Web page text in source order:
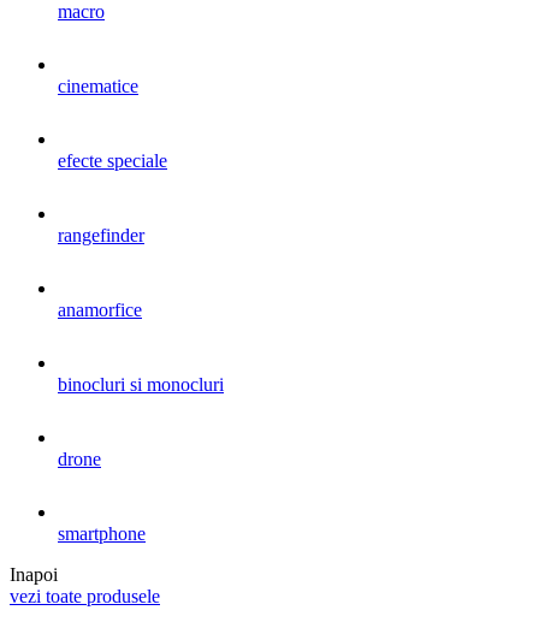
macro
cinematice
efecte speciale
rangefinder
anamorfice
binocluri si monocluri
drone
smartphone
Inapoi
vezi toate produsele